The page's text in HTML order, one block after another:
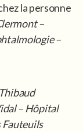
la personne
–
–
– Hôpital
Fauteuils